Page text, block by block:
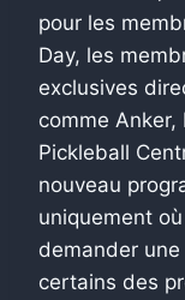
pour les
Day, les
exclusives
comme Anker,
Pickleball
nouveau
uniquement
demander
certains des